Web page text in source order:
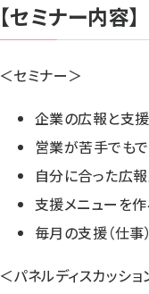
【セミナー内容】
＜セミナー＞
企業の広報と支
営業が苦手でも
自分に合った広
支援メニューを作
毎月の支援（仕
＜パネルディスカッショ